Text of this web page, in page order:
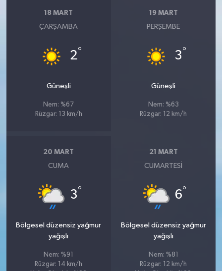
18 MART
ÇARŞAMBA
2°
Güneşli
Nem: %67
Rüzgar: 13 km/h
19 MART
PERŞEMBE
3°
Güneşli
Nem: %63
Rüzgar: 12 km/h
20 MART
CUMA
3°
Bölgesel düzensiz yağmur
yağışlı
Nem: %91
Rüzgar: 14 km/h
21 MART
CUMARTESI
6°
Bölgesel düzensiz yağmur
yağışlı
Nem: %81
Rüzgar: 12 km/h